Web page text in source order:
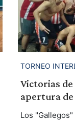
TORNEO
Victorias
apertura de
Los